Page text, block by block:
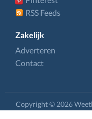
RSS Feeds
Zakelijk
Adverteren
Contact
Copyright © 2026